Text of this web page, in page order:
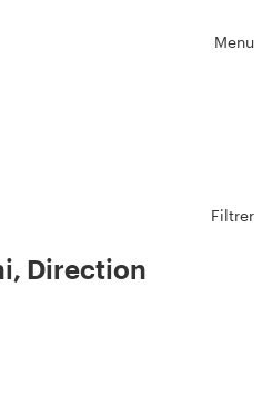
Menu
Filtrer
Direction